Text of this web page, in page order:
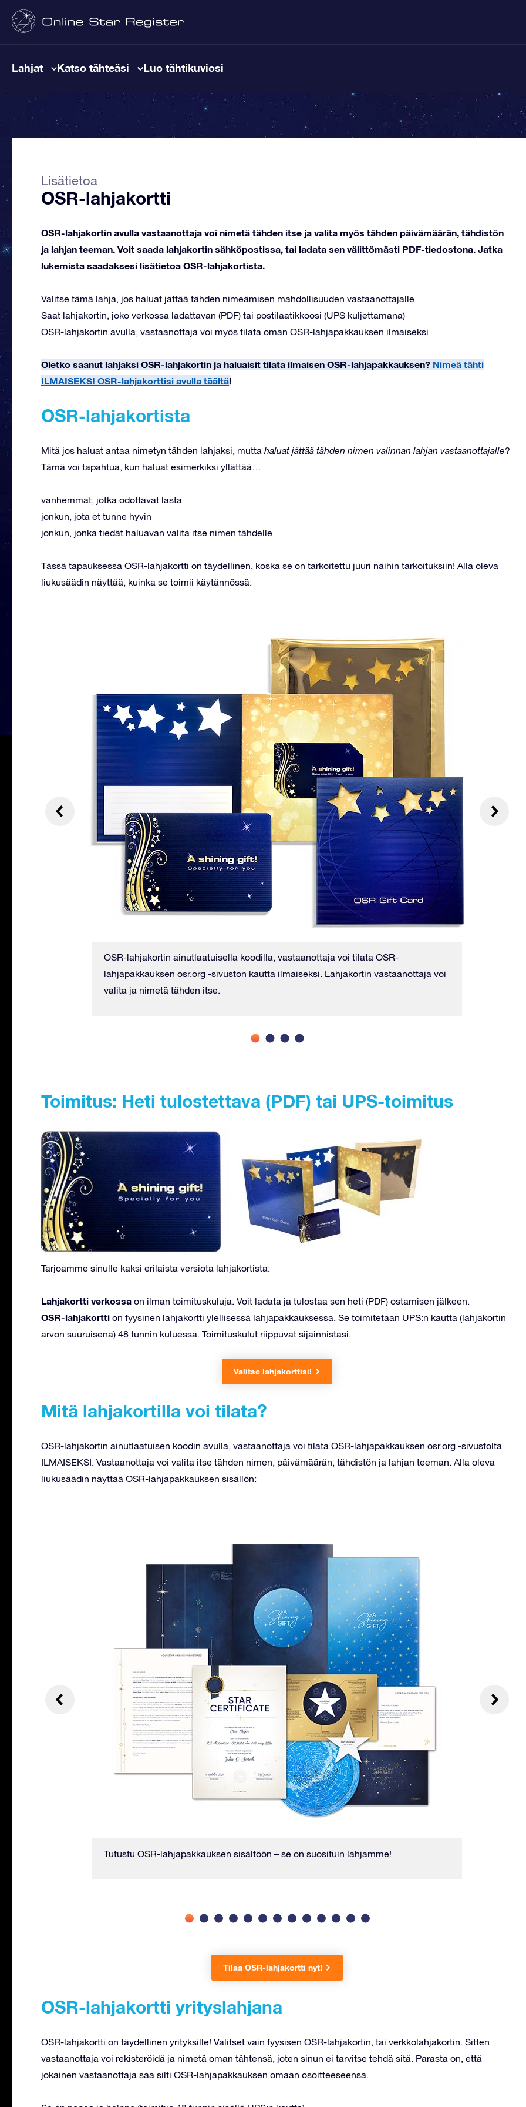
Lahjat Katso tähteäsi Luo tähtikuviosi
Lisätietoa
OSR-lahjakortti
OSR-lahjakortin avulla vastaanottaja voi nimetä tähden itse ja valita myös tähden päivämäärän, tähdistön
ja lahjan teeman. Voit saada lahjakortin sähköpostissa, tai ladata sen välittömästi PDF-tiedostona. Jatka
lukemista saadaksesi lisätietoa OSR-lahjakortista.
Valitse tämä lahja, jos haluat jättää tähden nimeämisen mahdollisuuden vastaanottajalle
Saat lahjakortin, joko verkossa ladattavan (PDF) tai postilaatikkoosi (UPS kuljettamana)
OSR-lahjakortin avulla, vastaanottaja voi myös tilata oman OSR-lahjapakkauksen ilmaiseksi
Oletko saanut lahjaksi OSR-lahjakortin ja haluaisit tilata ilmaisen OSR-lahjapakkauksen? Nimeä tähti
ILMAISEKSI OSR-lahjakorttisi avulla täältä!
OSR-lahjakortista
Mitä jos haluat antaa nimetyn tähden lahjaksi, mutta haluat jättää tähden nimen valinnan lahjan vastaanottajalle?
Tämä voi tapahtua, kun haluat esimerkiksi yllättää…
vanhemmat, jotka odottavat lasta
jonkun, jota et tunne hyvin
jonkun, jonka tiedät haluavan valita itse nimen tähdelle
Tässä tapauksessa OSR-lahjakortti on täydellinen, koska se on tarkoitettu juuri näihin tarkoituksiin! Alla oleva
liukusäädin näyttää, kuinka se toimii käytännössä:
OSR-lahjakortin ainutlaatuisella koodilla, vastaanottaja voi tilata OSR-
lahjapakkauksen osr.org -sivuston kautta ilmaiseksi. Lahjakortin vastaanottaja voi
valita ja nimetä tähden itse.
Toimitus: Heti tulostettava (PDF) tai UPS-toimitus
Tarjoamme sinulle kaksi erilaista versiota lahjakortista:
Lahjakortti verkossa on ilman toimituskuluja. Voit ladata ja tulostaa sen heti (PDF) ostamisen jälkeen.
OSR-lahjakortti on fyysinen lahjakortti ylellisessä lahjapakkauksessa. Se toimitetaan UPS:n kautta (lahjakortin
arvon suuruisena) 48 tunnin kuluessa. Toimituskulut riippuvat sijainnistasi.
Valitse lahjakorttisi!
Mitä lahjakortilla voi tilata?
OSR-lahjakortin ainutlaatuisen koodin avulla, vastaanottaja voi tilata OSR-lahjapakkauksen osr.org -sivustolta
ILMAISEKSI. Vastaanottaja voi valita itse tähden nimen, päivämäärän, tähdistön ja lahjan teeman. Alla oleva
liukusäädin näyttää OSR-lahjapakkauksen sisällön:
Tutustu OSR-lahjapakkauksen sisältöön – se on suosituin lahjamme!
Tilaa OSR-lahjakortti nyt!
OSR-lahjakortti yrityslahjana
OSR-lahjakortti on täydellinen yrityksille! Valitset vain fyysisen OSR-lahjakortin, tai verkkolahjakortin. Sitten
vastaanottaja voi rekisteröidä ja nimetä oman tähtensä, joten sinun ei tarvitse tehdä sitä. Parasta on, että
jokainen vastaanottaja saa silti OSR-lahjapakkauksen omaan osoitteeseensa.